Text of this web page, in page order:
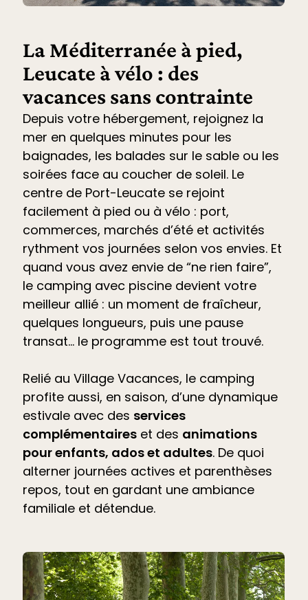
La Méditerranée à pied,
Leucate à vélo : des
vacances sans contrainte
Depuis votre hébergement, rejoignez la
mer en quelques minutes pour les
baignades, les balades sur le sable ou les
soirées face au coucher de soleil. Le
centre de Port-Leucate se rejoint
facilement à pied ou à vélo : port,
commerces, marchés d’été et activités
rythment vos journées selon vos envies. Et
quand vous avez envie de “ne rien faire”,
le camping avec piscine devient votre
meilleur allié : un moment de fraîcheur,
quelques longueurs, puis une pause
transat… le programme est tout trouvé.
Relié au Village Vacances, le camping
profite aussi, en saison, d’une dynamique
estivale avec des services
complémentaires et des animations
pour enfants, ados et adultes. De quoi
alterner journées actives et parenthèses
repos, tout en gardant une ambiance
familiale et détendue.